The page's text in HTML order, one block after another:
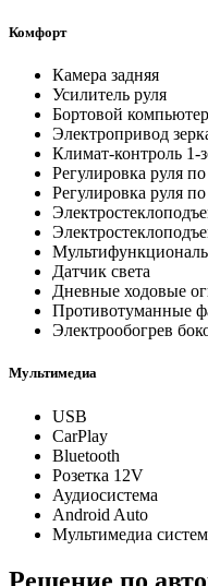
Комфорт
Камера задняя
Усилитель руля
Бортовой компьютер
Электропривод
Климат-контроль 1-
Регулировка руля
Регулировка руля
Датчик света
Дневные ходовые
Противотуманные
Электрообогрев
Мультимедиа
USB
CarPlay
Bluetooth
Розетка 12V
Аудиосистема
Android Auto
Мультимедиа
Решение по